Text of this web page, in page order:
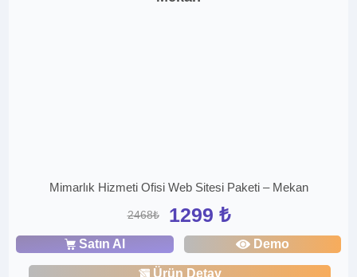
Mimarlık Hizmeti Ofisi Web Sitesi Paketi – Mekan
2468₺ 1299 ₺
Satın Al Demo
Ürün Detay